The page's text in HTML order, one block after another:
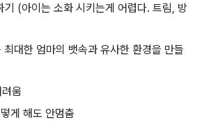
기 (아이는 소화 시키는게 어렵다. 트림, 방
대한 엄마의 뱃속과 유사한 환경을 만들
움
게 해도 안멈춤